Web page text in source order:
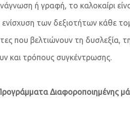
ή γραφή, το καλοκαίρι
των δεξιοτήτων κάθε
που βελτιώνουν τη δυσλεξία,
και τρόπους συγκέντρωσης.
Διαφοροποιημένης